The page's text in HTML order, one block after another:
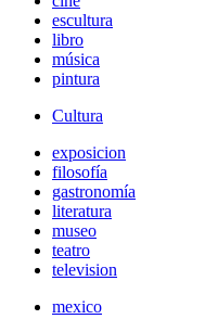
escultura
libro
música
pintura
Cultura
exposicion
filosofía
gastronomía
literatura
museo
teatro
television
mexico